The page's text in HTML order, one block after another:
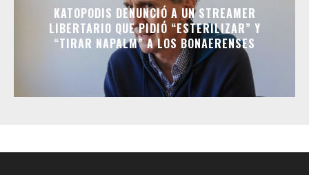
KATOPODIS DENUNCIÓ A UN STREAMER
LIBERTARIO QUE PIDIÓ “ESTERILIZAR” Y
“TIRAR NAPALM” A LOS BONAERENSES